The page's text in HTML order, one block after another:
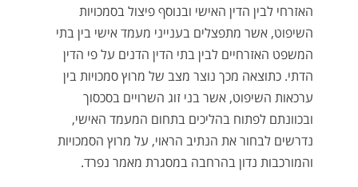
האזרחי לבין הדין האישי ובנוסף פיצול בסמכויות
השיפוט, אשר מתפצלים בענייני מעמד אישי בין בתי
המשפט האזרחיים לבין בתי הדין הדנים על פי הדין
הדתי. כתוצאה מכך נוצר מצב של מרוץ סמכויות בין
ערכאות השיפוט, אשר בני זוג השרויים בסכסוך
ובכוונתם לפתוח בהליכים בתחום המעמד האישי,
נדרשים לבחור את הנתיב הראוי, על מרוץ הסמכויות
והמורכבות נדון בהרחבה במסגרת מאמר נפרד.